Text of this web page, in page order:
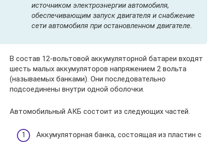
источником электроэнергии автомобиля,
обеспечивающим запуск двигателя и снабжение
сети автомобиля при остановленном двигателе.
В состав 12-вольтовой аккумуляторной батареи входят
шесть малых аккумуляторов напряжением 2 вольта
(называемых банками). Они последовательно
подсоединены внутри одной оболочки.
Автомобильный АКБ состоит из следующих частей.
Аккумуляторная банка, состоящая из пластин с